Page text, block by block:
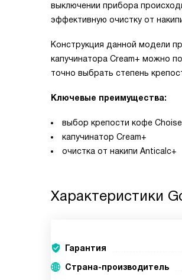
выключении прибора
эффективную очистку от
Конструкция данной модели
капучинатора Cream+ можно
точно выбрать степень
Ключевые преимущества:
выбор крепости кофе
капучинатор Cream+
очистка от накипи Anticalc+
Характеристики
Гарантия
Страна-производитель